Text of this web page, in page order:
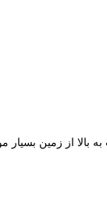
به بالا از زمین